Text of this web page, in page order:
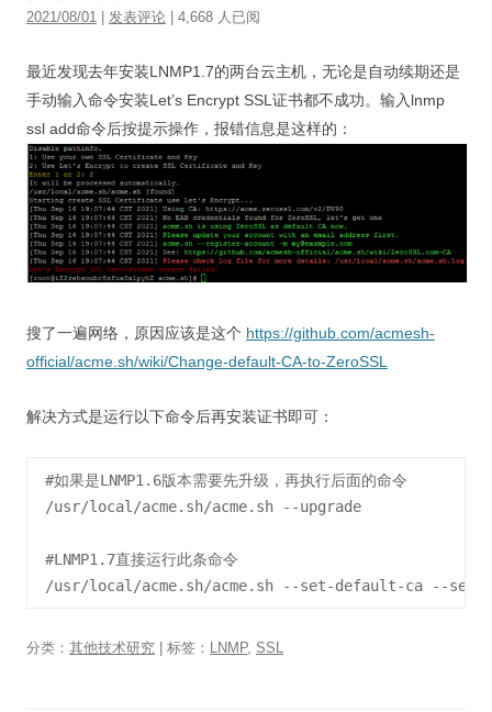
2021/08/01 发表评论 | 4,668 人已阅
最近发现去年安装LNMP1.7的两台云主机，无论是自动续期还是
手动输入命令安装Let’s Encrypt SSL证书都不成功。输入lnmp
ssl add命令后按提示操作，报错信息是这样的：
搜了一遍网络，原因应该是这个 https://github.com/acmesh-
official/acme.sh/wiki/Change-default-CA-to-ZeroSSL
解决方式是运行以下命令后再安装证书即可：
#如果是LNMP1.6版本需要先升级，再执行后面的命令
/usr/local/acme.sh/acme.sh --upgrade
#LNMP1.7直接运行此条命令
分类： 其他技术研究 | 标签： LNMP, SSL